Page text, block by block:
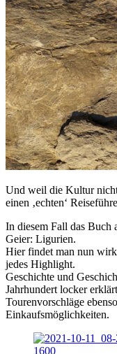
Und weil die Kultur
einen ‚echten‘
In diesem Fall das
Geier: Ligurien.
Hier findet man nun
jedes Highlight.
Geschichte und
Jahrhundert locker
Tourenvorschläge
Einkaufsmöglichkeiten.